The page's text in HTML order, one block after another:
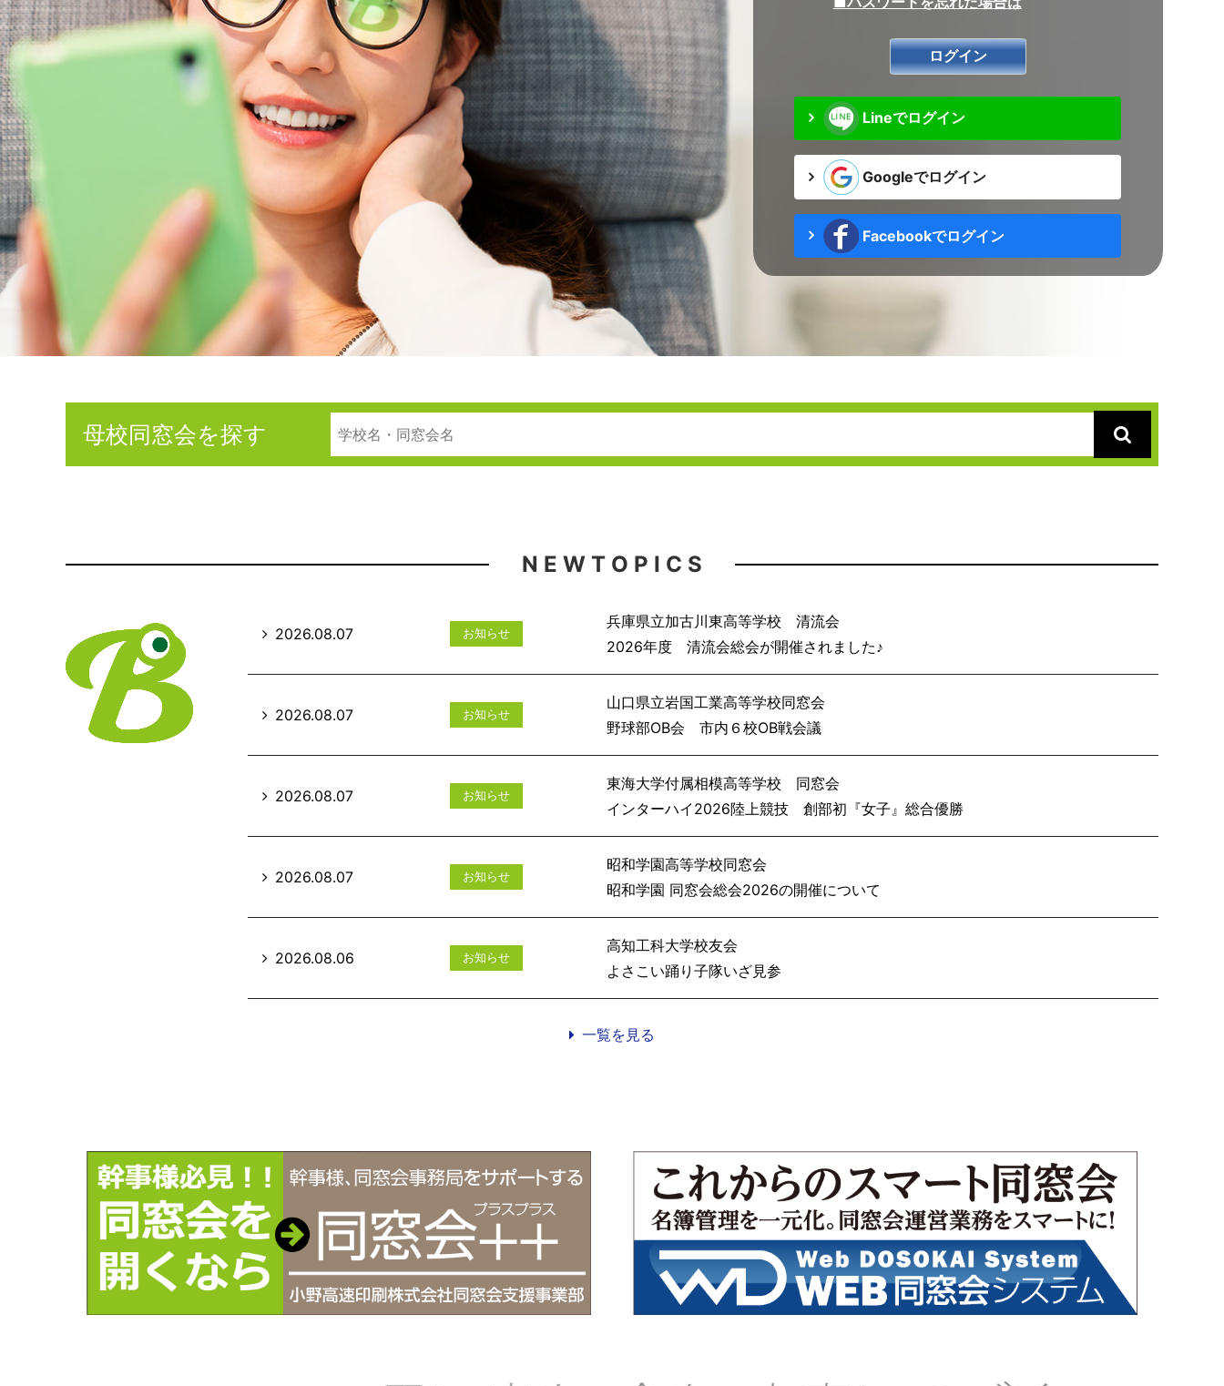
Lineでログイン
Googleでログイン
Facebookでログイン
母校同窓会を探す
N E W T O P I C S
2026.08.07 お知らせ
兵庫県立加古川東高等学校 清流会
2026年度 清流会総会が開催されました♪
2026.08.07 お知らせ
山口県立岩国工業高等学校同窓会
野球部OB会 市内６校OB戦会議
2026.08.07 お知らせ
東海大学付属相模高等学校 同窓会
インターハイ2026陸上競技 創部初『女子』総合優勝
2026.08.07 お知らせ
昭和学園高等学校同窓会
昭和学園 同窓会総会2026の開催について
2026.08.06 お知らせ
高知工科大学校友会
よさこい踊り子隊いざ見参
一覧を見る